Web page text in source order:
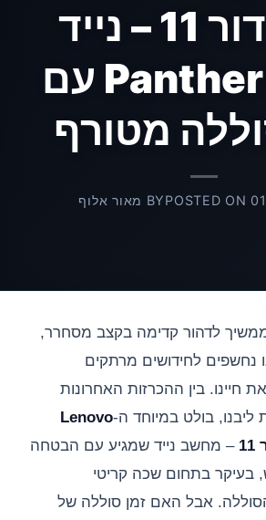
in-1 דור 11 – נייד
Panther Lake עם
מטורף
POSTED ON
BY מאור אלוף
ממשיך לדהור קדימה בקצב מסחרר,
נחשפים לחידושים מרתקים
חיינו. בין ההכרזות האחרונות
בולט במיוחד ה-Lenovo
– מחשב נייד שמגיע עם הבטחה
בתחום שכה קריטי
אבל האם זמן סוללה של